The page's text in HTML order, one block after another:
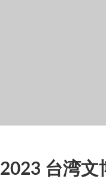
2023 台湾文